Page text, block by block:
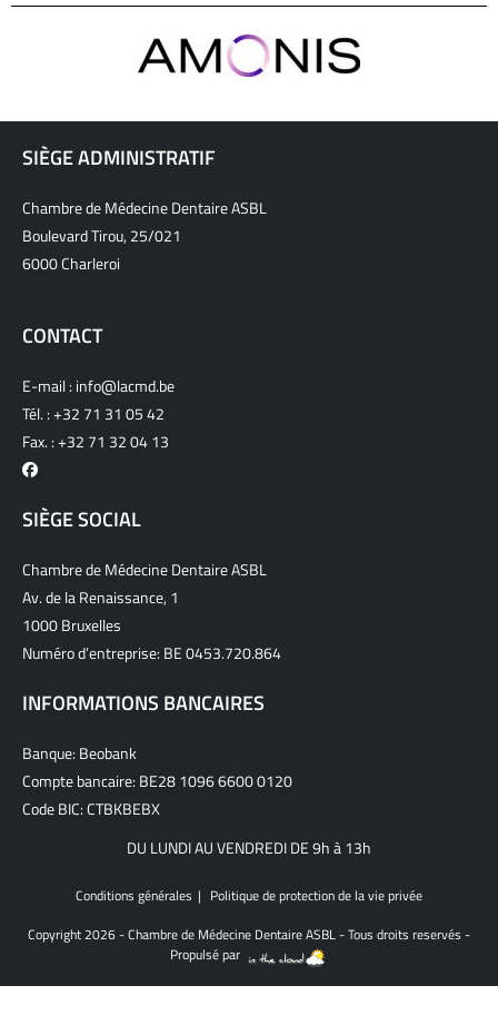
SIÈGE ADMINISTRATIF
Chambre de Médecine Dentaire ASBL
Boulevard Tirou, 25/021
6000 Charleroi
CONTACT
E-mail : info@lacmd.be
Tél. :+32 71 31 05 42
Fax. : +32 71 32 04 13
SIÈGE SOCIAL
Chambre de Médecine Dentaire ASBL
Av. de la Renaissance, 1
1000 Bruxelles
Numéro d’entreprise: BE 0453.720.864
INFORMATIONS BANCAIRES
Banque: Beobank
Compte bancaire: BE28 1096 6600 0120
Code BIC: CTBKBEBX
DU LUNDI AU VENDREDI DE 9h à 13h
Conditions générales
Politique de protection de la vie privée
Copyright 2026 - Chambre de Médecine Dentaire ASBL - Tous droits reservés -
Propulsé par